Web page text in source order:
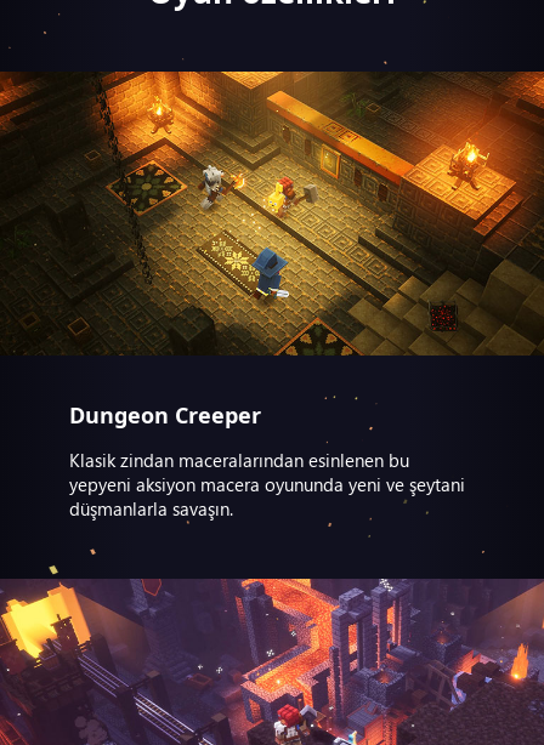
Dungeon Creeper
Klasik zindan maceralarından esinlenen bu
yepyeni aksiyon macera oyununda yeni ve şeytani
düşmanlarla savaşın.